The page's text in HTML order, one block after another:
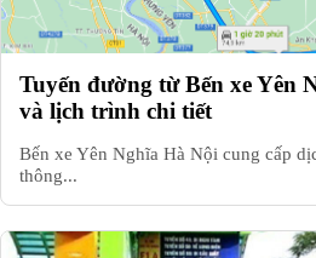
Tuyến đường từ Bến xe Yên
và lịch trình chi tiết
Bến xe Yên Nghĩa Hà Nội cung cấp
thông...